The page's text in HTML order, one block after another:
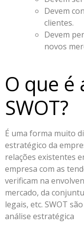
Devem
clientes.
Devem
novos
O que é
SWOT?
É uma forma muito
estratégico da
relações existentes
empresa com as
verificam na
mercado, da
legais, etc. SWOT
análise estratégica